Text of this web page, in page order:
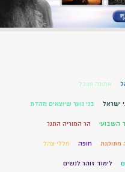
אמונה ושכל
ישראל בני נוער שיוצאים מהדת
השבועי הר המוריה התנך
מתוקנת חופה חללי צהל
לימוד זוהר לנשים